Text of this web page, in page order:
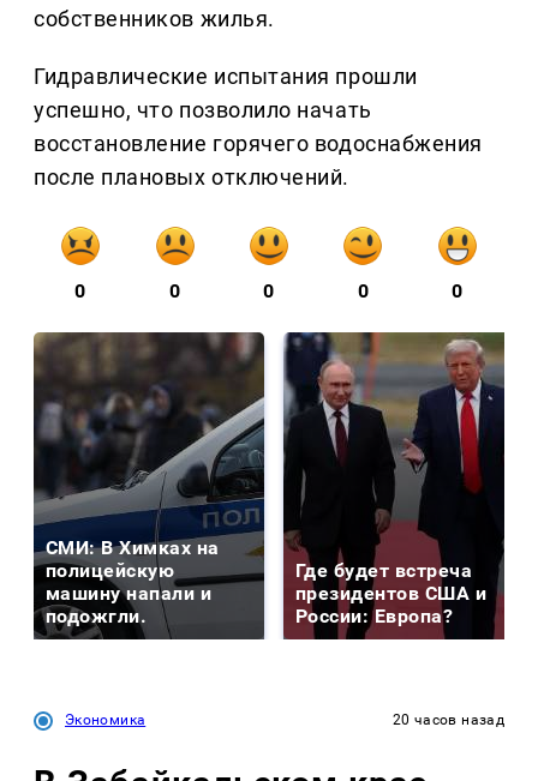
собственников жилья.
Гидравлические испытания прошли
успешно, что позволило начать
восстановление горячего водоснабжения
после плановых отключений.
0 0 0 0 0
СМИ: В Химках на
полицейскую
машину напали и
подожгли.
Где будет встреча
президентов США и
России: Европа?
Экономика 20 часов назад